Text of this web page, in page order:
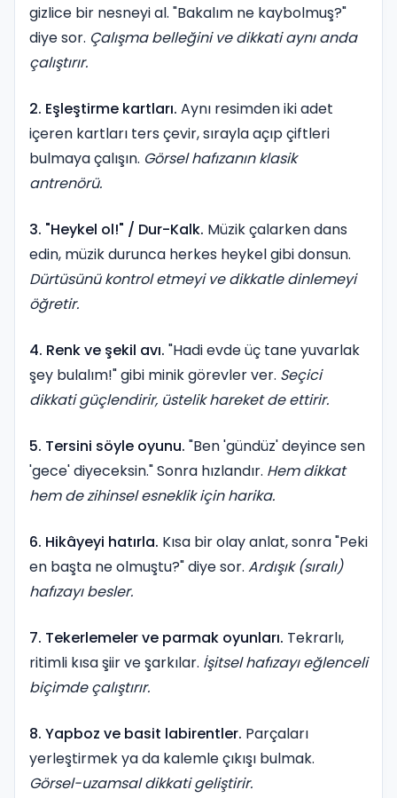
gizlice bir nesneyi al. "Bakalım ne kaybolmuş?"
diye sor. Çalışma belleğini ve dikkati aynı anda
çalıştırır.
2. Eşleştirme kartları. Aynı resimden iki adet
içeren kartları ters çevir, sırayla açıp çiftleri
bulmaya çalışın. Görsel hafızanın klasik
antrenörü.
3. "Heykel ol!" / Dur-Kalk. Müzik çalarken dans
edin, müzik durunca herkes heykel gibi donsun.
Dürtüsünü kontrol etmeyi ve dikkatle dinlemeyi
öğretir.
4. Renk ve şekil avı. "Hadi evde üç tane yuvarlak
şey bulalım!" gibi minik görevler ver. Seçici
dikkati güçlendirir, üstelik hareket de ettirir.
5. Tersini söyle oyunu. "Ben 'gündüz' deyince sen
'gece' diyeceksin." Sonra hızlandır. Hem dikkat
hem de zihinsel esneklik için harika.
6. Hikâyeyi hatırla. Kısa bir olay anlat, sonra "Peki
en başta ne olmuştu?" diye sor. Ardışık (sıralı)
hafızayı besler.
7. Tekerlemeler ve parmak oyunları. Tekrarlı,
ritimli kısa şiir ve şarkılar. İşitsel hafızayı eğlenceli
biçimde çalıştırır.
8. Yapboz ve basit labirentler. Parçaları
yerleştirmek ya da kalemle çıkışı bulmak.
Görsel-uzamsal dikkati geliştirir.